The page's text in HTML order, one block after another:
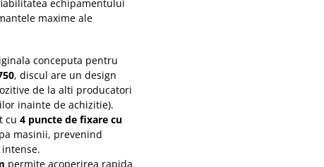
echipamentului
maxime ale
conceputa pentru
, discul are un design
de la alti producatori
inainte de achizitie).
cu 4 puncte de fixare cu
masinii, prevenind
permite acoperirea rapida